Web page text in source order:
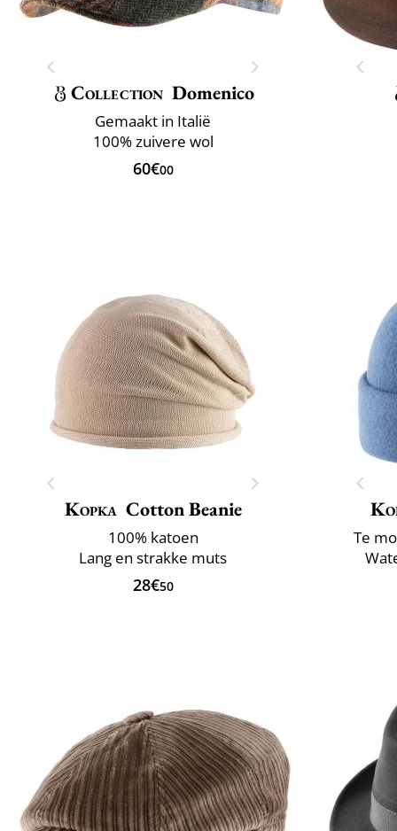
Collection Domenico
Gemaakt in Italië
100% zuivere wol
60€00
Kopka Cotton Beanie
100% katoen
Lang en strakke muts
28€50
Te